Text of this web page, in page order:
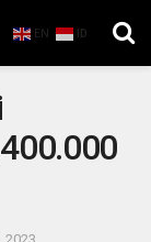
EN ID